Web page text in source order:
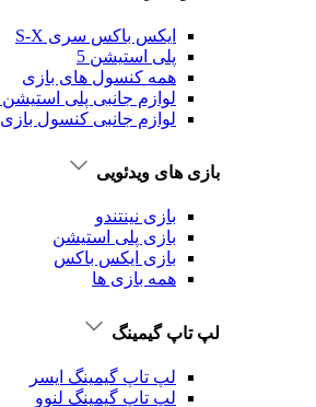
ایکس باکس سری S-X
پلی استیشن 5
همه کنسول های بازی
لوازم جانبی پلی استیشن 5
لوازم جانبی کنسول بازی
بازی های ویدئویی
بازی نینتندو
بازی پلی استیشن
بازی ایکس باکس
همه بازی ها
لپ تاپ گیمینگ
لپ تاپ گیمینگ ایسر
لپ تاپ گیمینگ لنوو